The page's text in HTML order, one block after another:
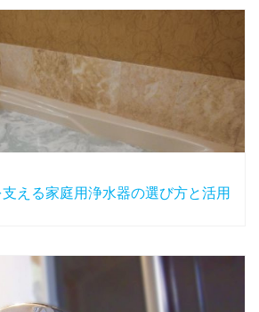
える家庭用浄水器の選び方と活用